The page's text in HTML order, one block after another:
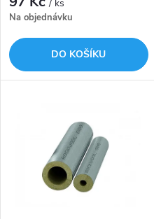
o
d
u
o
d
/ ks
Na objednávku
DO KOŠÍKU